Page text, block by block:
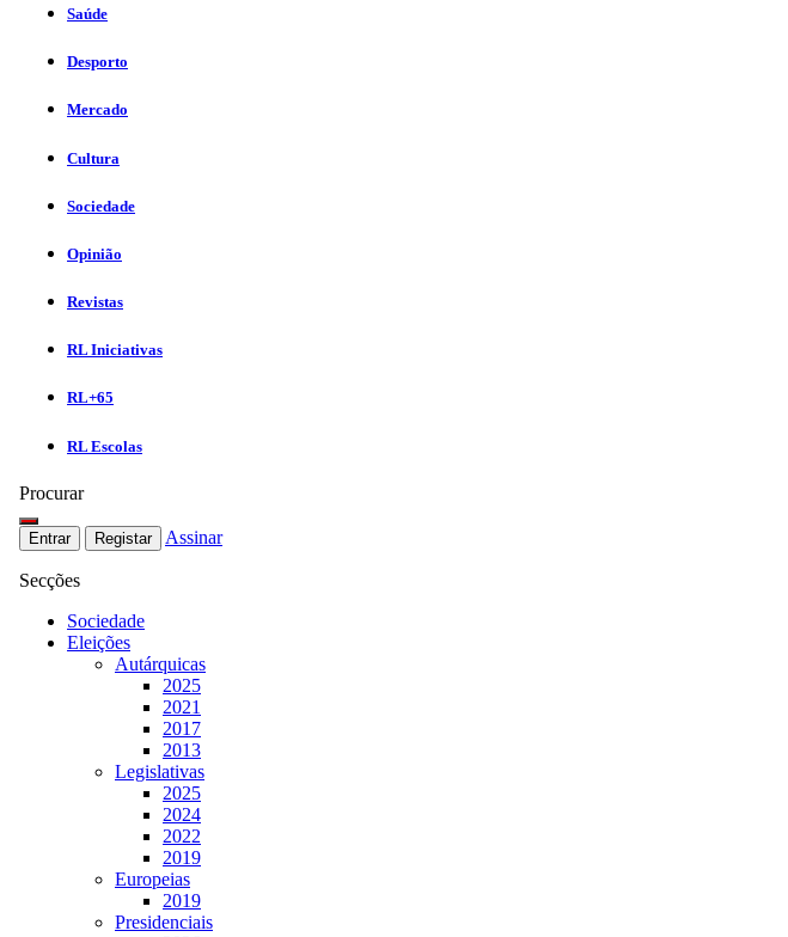
Saúde
Desporto
Mercado
Cultura
Sociedade
Opinião
Revistas
RL Iniciativas
RL+65
RL Escolas
Procurar
Entrar Registar Assinar
Secções
Sociedade
Eleições
Autárquicas
2025
2021
2017
2013
Legislativas
2025
2024
2022
2019
Europeias
2019
Presidenciais